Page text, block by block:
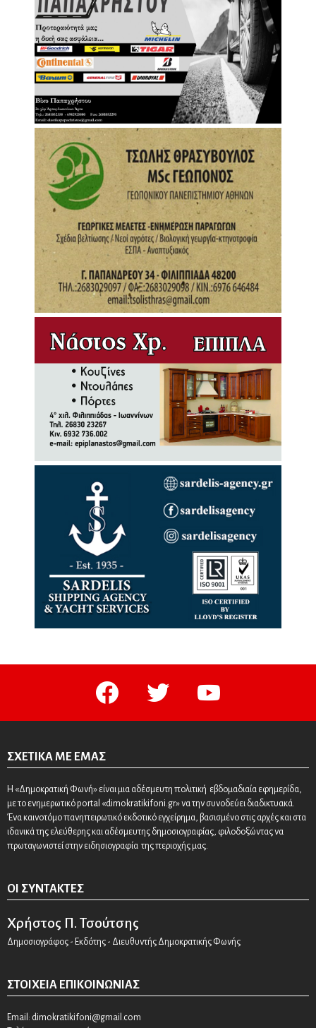
facebook twitter
ΣΧΕΤΙΚΆ ΜΕ ΕΜΆΣ
Η «Δημοκρατική Φωνή» είναι μια αδέσμευτη πολιτική εβδομαδιαία εφημερίδα,
με το ενημερωτικό portal «dimokratikifoni.gr» να την συνοδεύει διαδικτυακά.
Ένα καινοτόμο πανηπειρωτικό εκδοτικό εγχείρημα, βασισμένο στις αρχές και στα
ιδανικά της ελεύθερης και αδέσμευτης δημοσιογραφίας, φιλοδοξώντας να
πρωταγωνιστεί στην ειδησιογραφία της περιοχής μας.
ΟΙ ΣΥΝΤΆΚΤΕΣ
Χρήστος Π. Τσούτσης
Δημοσιογράφος - Εκδότης - Διευθυντής Δημοκρατικής Φωνής
ΣΤΟΙΧΕΊΑ ΕΠΙΚΟΙΝΩΝΊΑΣ
Email: dimokratikifoni@gmail.com